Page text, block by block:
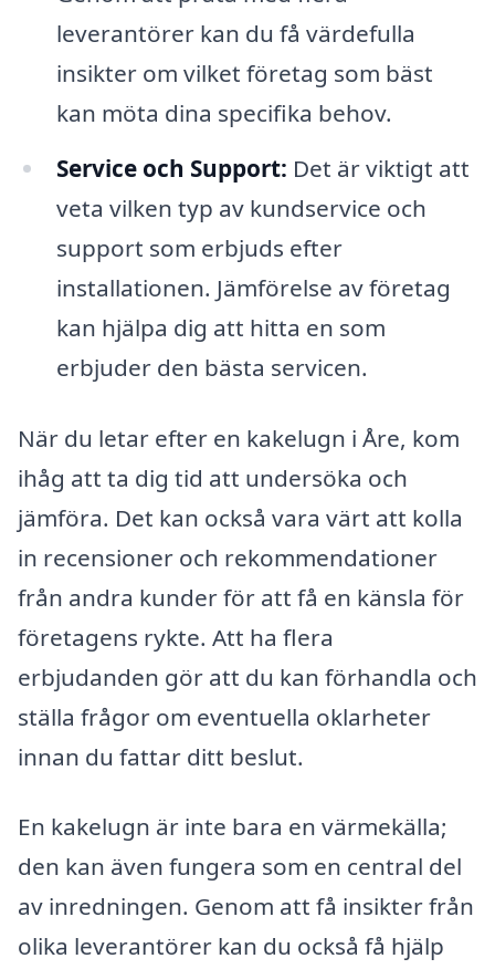
leverantörer kan du få värdefulla
insikter om vilket företag som bäst
kan möta dina specifika behov.
Service och Support: Det är viktigt att
veta vilken typ av kundservice och
support som erbjuds efter
installationen. Jämförelse av företag
kan hjälpa dig att hitta en som
erbjuder den bästa servicen.
När du letar efter en kakelugn i Åre, kom
ihåg att ta dig tid att undersöka och
jämföra. Det kan också vara värt att kolla
in recensioner och rekommendationer
från andra kunder för att få en känsla för
företagens rykte. Att ha flera
erbjudanden gör att du kan förhandla och
ställa frågor om eventuella oklarheter
innan du fattar ditt beslut.
En kakelugn är inte bara en värmekälla;
den kan även fungera som en central del
av inredningen. Genom att få insikter från
olika leverantörer kan du också få hjälp